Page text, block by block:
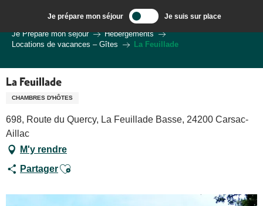
contenu
principal
Je prépare mon séjour Je suis sur place
Bienvenue à Sarlat, Capitale du Périgord Noir
Je Prépare mon séjour
Hébergements
Locations de vacances – Gîtes
La Feuillade
La Feuillade
CHAMBRES D'HÔTES
698, Route du Quercy, La Feuillade Basse, 24200 Carsac-
Aillac
M'y rendre
PartagerAjouter aux favoris